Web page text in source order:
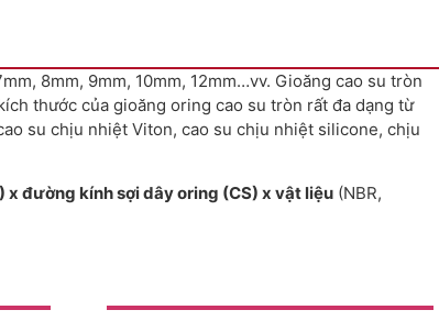
8mm, 9mm, 10mm, 12mm…vv. Gioăng cao su tròn
thước của gioăng oring cao su tròn rất đa dạng từ
su chịu nhiệt Viton, cao su chịu nhiệt silicone, chịu
đường kính sợi dây oring (CS) x vật liệu (NBR,